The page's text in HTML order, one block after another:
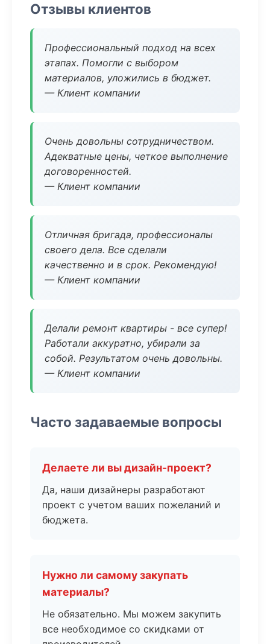
Отзывы клиентов
Профессиональный подход на всех
этапах. Помогли с выбором
материалов, уложились в бюджет.
— Клиент компании
Очень довольны сотрудничеством.
Адекватные цены, четкое выполнение
договоренностей.
— Клиент компании
Отличная бригада, профессионалы
своего дела. Все сделали
качественно и в срок. Рекомендую!
— Клиент компании
Делали ремонт квартиры - все супер!
Работали аккуратно, убирали за
собой. Результатом очень довольны.
— Клиент компании
Часто задаваемые вопросы
Делаете ли вы дизайн-проект?
Да, наши дизайнеры разработают
проект с учетом ваших пожеланий и
бюджета.
Нужно ли самому закупать
материалы?
Не обязательно. Мы можем закупить
все необходимое со скидками от